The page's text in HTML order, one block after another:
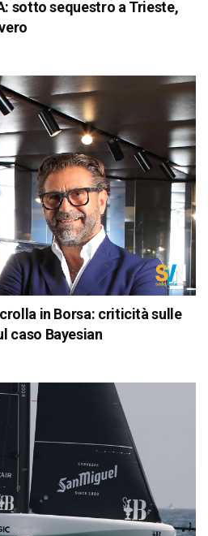
sotto sequestro a Trieste,
in Borsa: criticità sulle
caso Bayesian